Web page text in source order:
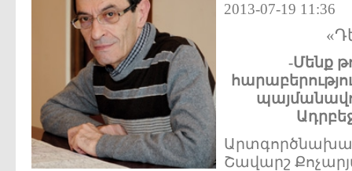
2013-07-19 11:36
-Մենք
Շավարշ